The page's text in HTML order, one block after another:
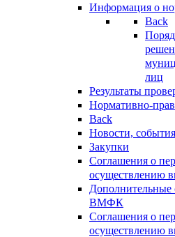
Информация о
Back
лиц
Результаты
Нормативно-
Back
Новости, события
Закупки
Соглашения о
осуществлению
ВМФК
Соглашения о
осуществлению